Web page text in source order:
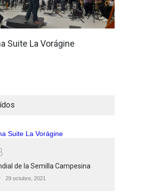
Suite La Vorágine
de la Semilla Campesina
29 octubre, 2021